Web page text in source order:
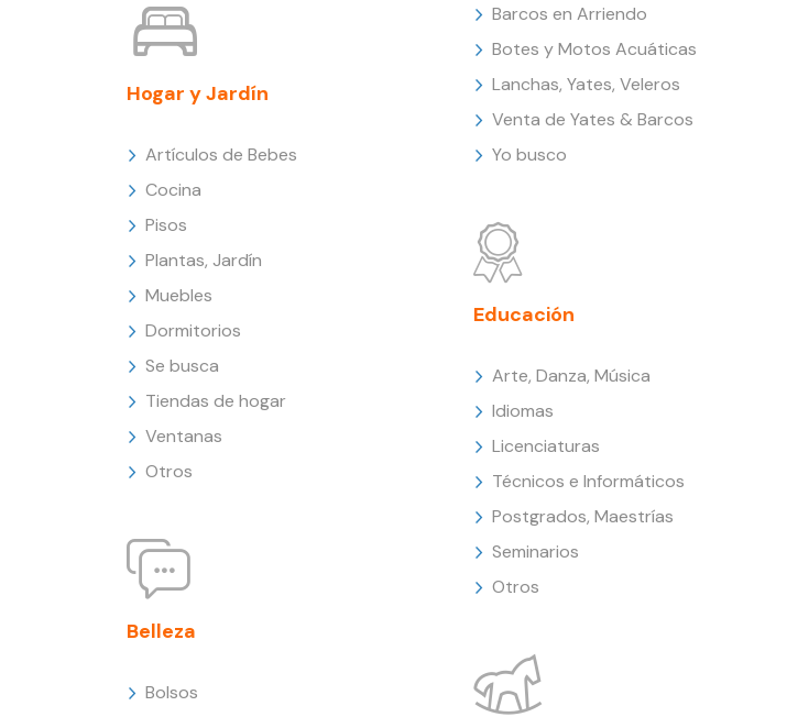
Hogar y Jardín
Artículos de Bebes
Cocina
Pisos
Plantas, Jardín
Muebles
Dormitorios
Se busca
Tiendas de hogar
Ventanas
Otros
Belleza
Bolsos
Barcos en Arriendo
Botes y Motos Acuáticas
Lanchas, Yates, Veleros
Venta de Yates & Barcos
Yo busco
Educación
Arte, Danza, Música
Idiomas
Licenciaturas
Técnicos e Informáticos
Postgrados, Maestrías
Seminarios
Otros